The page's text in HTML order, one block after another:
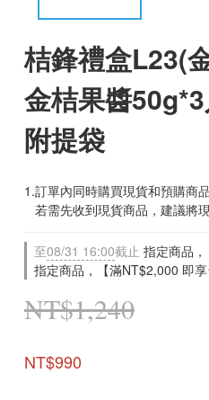
桔鋒禮盒L23(
金桔果醬
附提袋
1.訂單內同時購買現貨和預購商
若需先收到現貨商品，建議將
至08/31 16:00截止 指定商品，
指定商品，【滿NT$2,000 即享
NT$1,240
NT$990